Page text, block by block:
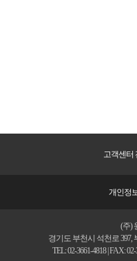
고객센터
개인정
(주)
경기도 부천시 석천로 397,
TEL: 02-3661-4818 | FAX: